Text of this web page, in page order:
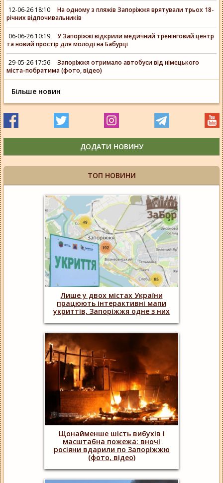
12-06-26 18:10
На одному з пляжів Запоріжжя врятували трьох 18-
річних відпочивальників
06-06-26 10:19
У Запоріжжі відкрили медичний тренінговий центр
та новий простір для молоді на Бабурці
29-05-26 17:56
Запоріжжя отримало автобуси від німецького
міста-побратима (фото, відео)
Більше новин
ДОДАТИ НОВИНУ
ТОП НОВИНИ
Лише у двох містах України
працюють інтерактивні мапи
укриттів, Запоріжжя одне з них
Щонайменше шість вибухів і
масштабна пожежа: вночі
росіяни вдарили по Запоріжжю
(фото, відео)